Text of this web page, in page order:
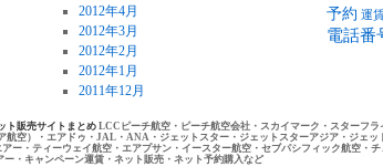
2012年4月
2012年3月
2012年2月
2012年1月
2011年12月
予約 運
電話番
ト販売サイトまとめ LCCピーチ航空・ピーチ航空会社・スカイマーク・スターフ
航空）・エアドゥ・JAL・ANA・ジェットスター・ジェットスターアジア・ジェ
ー・ティーウェイ航空・エアプサン・イースター航空・セブパシフィック航空・
・キャンペーン運賃・ネット販売・ネット予約購入など